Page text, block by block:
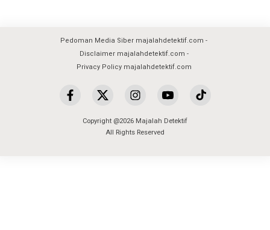
Pedoman Media Siber majalahdetektif.com
Disclaimer majalahdetektif.com
Privacy Policy majalahdetektif.com
Copyright @2026 Majalah Detektif
All Rights Reserved